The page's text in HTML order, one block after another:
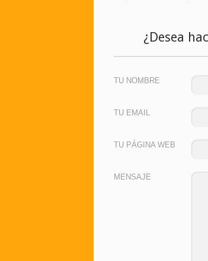
¿Desea
TU NOMBRE
TU EMAIL
TU PÁGINA WEB
MENSAJE